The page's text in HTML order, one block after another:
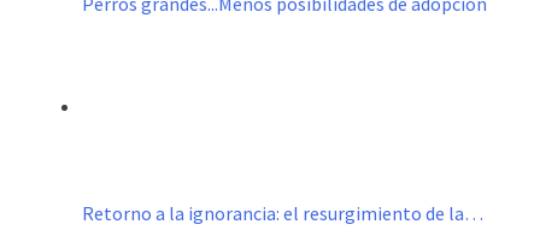
Retorno a la ignorancia: el resurgimiento de la…